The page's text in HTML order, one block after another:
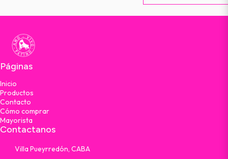
Páginas
Inicio
Productos
Contacto
Cómo comprar
Mayorista
Contactanos
Villa Pueyrredón, CABA